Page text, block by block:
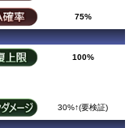
75%
100%
30%↑(要検証)